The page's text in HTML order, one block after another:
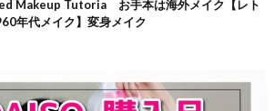
Makeup Tutoria お手本は海外メイク【レト
年代メイク】変身メイク